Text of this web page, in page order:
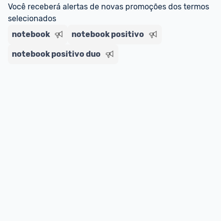
E lembre-se:
comunidade para tirar dúvidas ou acionar os
nossos Admins marcando
comentário ou através do Fale com o Promobit.
Você receberá alertas de novas promoções dos termos
selecionados
notebook
notebook positivo
notebook positivo duo